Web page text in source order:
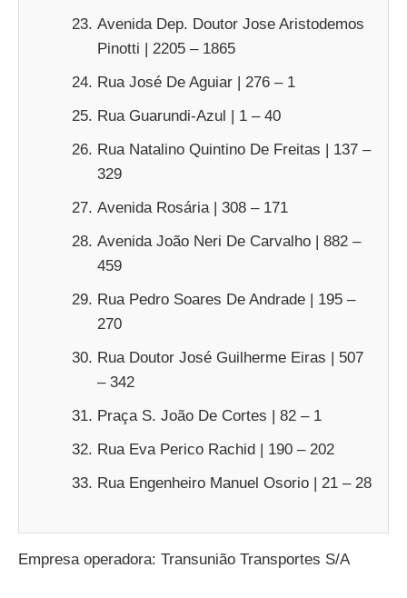
Avenida Dep. Doutor Jose Aristodemos
Pinotti | 2205 – 1865
Rua José De Aguiar | 276 – 1
Rua Guarundi-Azul | 1 – 40
Rua Natalino Quintino De Freitas | 137 –
329
Avenida Rosária | 308 – 171
Avenida João Neri De Carvalho | 882 –
459
Rua Pedro Soares De Andrade | 195 –
270
Rua Doutor José Guilherme Eiras | 507
– 342
Praça S. João De Cortes | 82 – 1
Rua Eva Perico Rachid | 190 – 202
Rua Engenheiro Manuel Osorio | 21 – 28
Empresa operadora: Transunião Transportes S/A